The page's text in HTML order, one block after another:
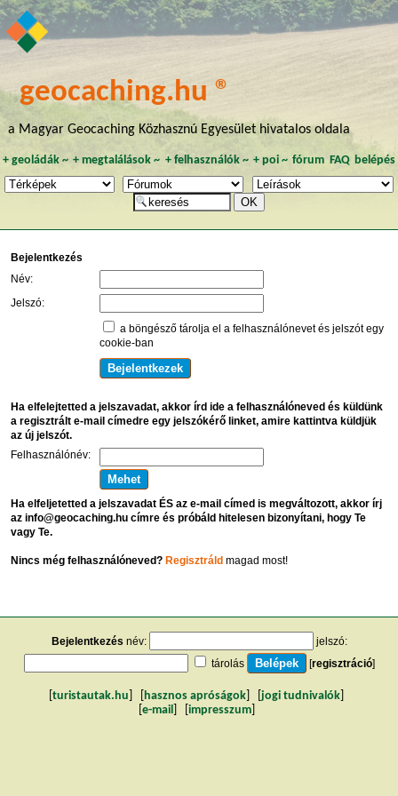
geocaching.hu ®
a Magyar Geocaching Közhasznú Egyesület hivatalos oldala
+ geoládák~ +megtalálások ~ + felhasználók~ + poi~ fórum FAQ belépés
Bejelentkezés
Név:
Jelszó:
a böngésző tárolja el a felhasználónevet és jelszót egy
cookie-ban
Ha elfelejtetted a jelszavadat, akkor írd ide a felhasználóneved és küldünk
a regisztrált e-mail címedre egy jelszókérő linket, amire kattintva küldjük
az új jelszót.
Felhasználónév:
Ha elfeljetetted a jelszavadat ÉS az e-mail címed is megváltozott, akkor írj
az info@geocaching.hu címre és próbáld hitelesen bizonyítani, hogy Te
vagy Te.
Nincs még felhasználóneved? Regisztráldmagad most!
Bejelentkezés név:
jelszó:
tárolás
[regisztráció]
turistautak.hu hasznos apróságok jogi tudnivalók
e-mail impresszum]